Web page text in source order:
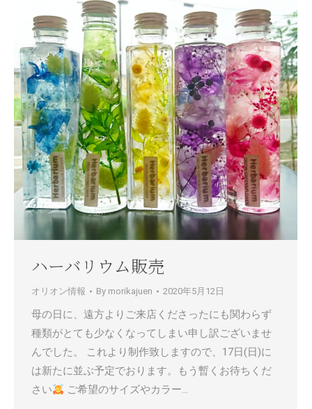
ハーバリウム販売
オリオン情報 By morikajuen 2020年5月12日
母の日に、遠方よりご来店くださったにも関わらず
種類がとても少なくなってしまい申し訳ございませ
んでした。 これより制作致しますので、17日(日)に
は新たに並ぶ予定でおります。もう暫くお待ちくだ
さい
ご希望のサイズやカラー…